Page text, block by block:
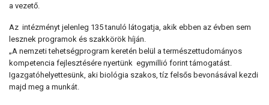
a vezető.
Az intézményt jelenleg 135 tanuló látogatja, akik ebben az évben sem
lesznek programok és szakkörök híján.
„A nemzeti tehetségprogram keretén belül a természettudományos
kompetencia fejlesztésére nyertünk egymillió forint támogatást.
Igazgatóhelyettesünk, aki biológia szakos, tíz felsős bevonásával kezdi
majd meg a munkát.